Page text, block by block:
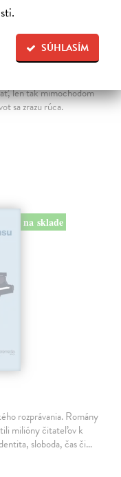
SÚHLASÍM
len tak mimochodom
sa zrazu rúca.
na sklade
rozprávania. Romány
milióny čitateľov k
sloboda, čas či…